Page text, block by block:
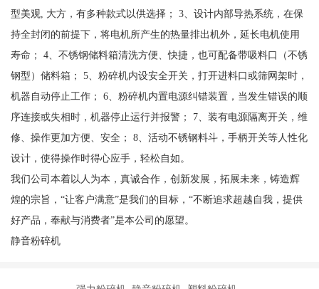
型美观, 大方，有多种款式以供选择； 3、设计内部导热系统，在保
持全封闭的前提下，将电机所产生的热量排出机外，延长电机使用
寿命； 4、不锈钢储料箱清洗方便、快捷，也可配备带吸料口（不锈
钢型）储料箱； 5、粉碎机内设安全开关，打开进料口或筛网架时，
机器自动停止工作； 6、粉碎机内置电源纠错装置，当发生错误的顺
序连接或失相时，机器停止运行并报警； 7、装有电源隔离开关，维
修、操作更加方便、安全； 8、活动不锈钢料斗，手柄开关等人性化
设计，使得操作时得心应手，轻松自如。
我们公司本着以人为本，真诚合作，创新发展，拓展未来，铸造辉
煌的宗旨，“让客户满意”是我们的目标，“不断追求超越自我，提供
好产品，奉献与消费者”是本公司的愿望。
静音粉碎机